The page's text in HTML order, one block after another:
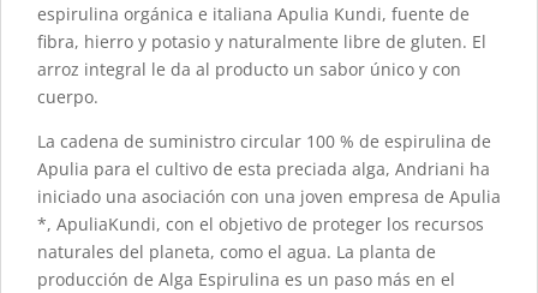
espirulina orgánica e italiana Apulia Kundi, fuente de
fibra, hierro y potasio y naturalmente libre de gluten. El
arroz integral le da al producto un sabor único y con
cuerpo.
La cadena de suministro circular 100 % de espirulina de
Apulia para el cultivo de esta preciada alga, Andriani ha
iniciado una asociación con una joven empresa de Apulia
*, ApuliaKundi, con el objetivo de proteger los recursos
naturales del planeta, como el agua. La planta de
producción de Alga Espirulina es un paso más en el